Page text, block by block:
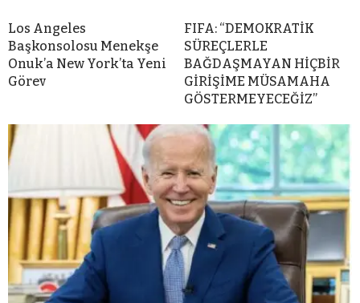
Los Angeles
Başkonsolosu Menekşe
Onuk’a New York’ta Yeni
Görev
FIFA: “DEMOKRATİK
SÜREÇLERLE
BAĞDAŞMAYAN HİÇBİR
GİRİŞİME MÜSAMAHA
GÖSTERMEYECEĞİZ”